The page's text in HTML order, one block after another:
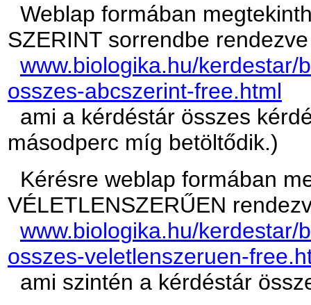
Weblap formában
SZERINT sorrendbe
www.biologika.hu/kerdestar/
osszes-abcszerint-free.html
ami a kérdéstár összes
másodperc míg betöltődik.)
Kérésre weblap formában
VÉLETLENSZERŰEN
www.biologika.hu/kerdestar/
osszes-veletlenszeruen-
ami szintén a kérdéstár